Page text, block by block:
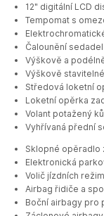
12" digitální LCD
Tempomat s
Čalounění
Výškově a
Výškově
Středová loketní
Loketní opěrka
Volant potažený
Vyhřívaná přední
Sklopné opěradlo
Elektronická
Volič jízdních
Airbag řidiče a
Boční airbagy pro